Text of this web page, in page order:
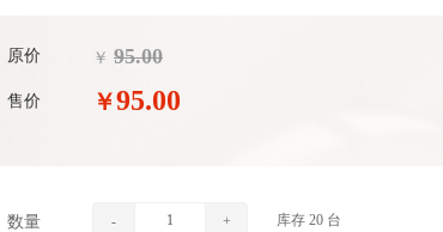
原价 ￥ 95.00
售价 ￥95.00
数量 - + 库存 20 台